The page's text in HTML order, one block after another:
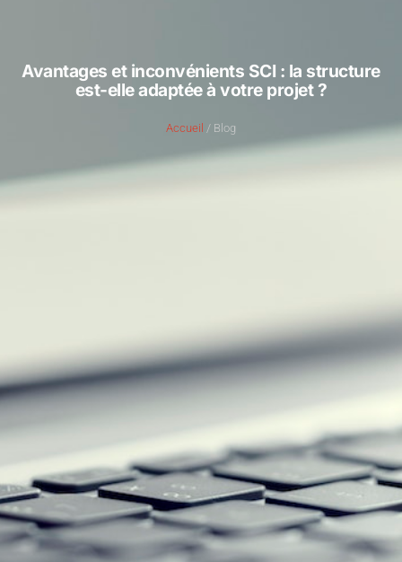
Avantages et inconvénients SCI : la structure
est-elle adaptée à votre projet ?
Accueil / Blog